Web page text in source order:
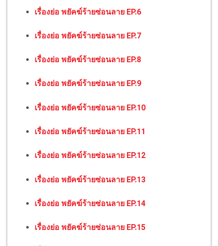
เรื่องย่อ พยัคฆ์ร้ายซ่อนลาย EP.6
เรื่องย่อ พยัคฆ์ร้ายซ่อนลาย EP.7
เรื่องย่อ พยัคฆ์ร้ายซ่อนลาย EP.8
เรื่องย่อ พยัคฆ์ร้ายซ่อนลาย EP.9
เรื่องย่อ พยัคฆ์ร้ายซ่อนลาย EP.10
เรื่องย่อ พยัคฆ์ร้ายซ่อนลาย EP.11
เรื่องย่อ พยัคฆ์ร้ายซ่อนลาย EP.12
เรื่องย่อ พยัคฆ์ร้ายซ่อนลาย EP.13
เรื่องย่อ พยัคฆ์ร้ายซ่อนลาย EP.14
เรื่องย่อ พยัคฆ์ร้ายซ่อนลาย EP.15